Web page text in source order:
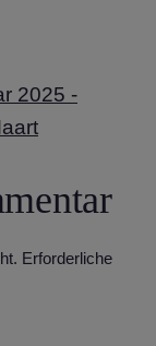
2025 -
Erforderliche